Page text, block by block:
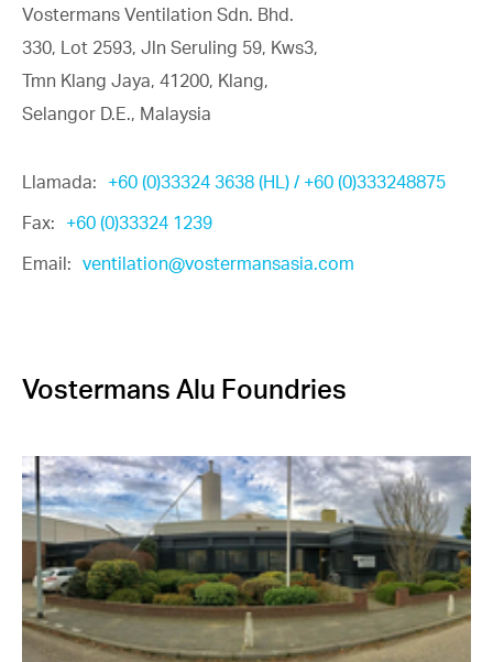
Vostermans Ventilation Sdn. Bhd.
330, Lot 2593, Jln Seruling 59, Kws3,
Tmn Klang Jaya, 41200, Klang,
Selangor D.E., Malaysia
Llamada: +60 (0)33324 3638 (HL) / +60 (0)333248875
Fax: +60 (0)33324 1239
Email: ventilation@vostermansasia.com
Vostermans Alu Foundries